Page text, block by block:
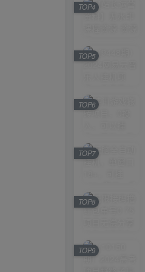
TOP4
TOP5
TOP6
TOP7
TOP8
TOP9